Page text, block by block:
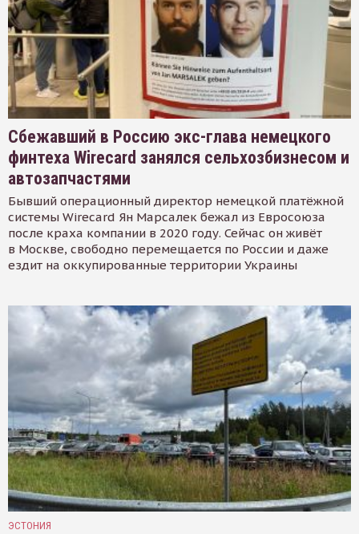
Сбежавший в Россию экс-глава немецкого
финтеха Wirecard занялся сельхозбизнесом и
автозапчастями
Бывший операционный директор немецкой платёжной
системы Wirecard Ян Марсалек бежал из Евросоюза
после краха компании в 2020 году. Сейчас он живёт
в Москве, свободно перемещается по России и даже
ездит на оккупированные территории Украины
ЭСТОНИЯ